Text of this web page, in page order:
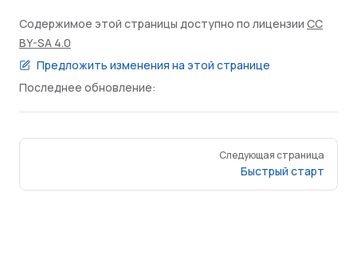
Содержимое этой страницы доступно по лицензии CC
BY-SA 4.0
Предложить изменения на этой странице
Последнее обновление:
Pager
Следующая страница
Быстрый старт